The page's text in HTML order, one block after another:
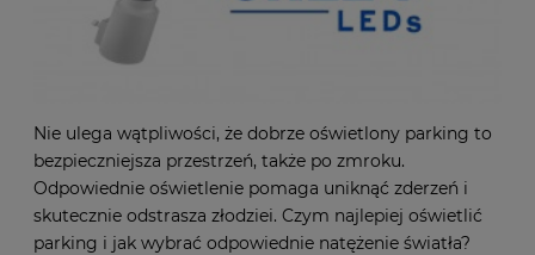
Nie ulega wątpliwości, że dobrze oświetlony parking to
bezpieczniejsza przestrzeń, także po zmroku.
Odpowiednie oświetlenie pomaga uniknąć zderzeń i
skutecznie odstrasza złodziei. Czym najlepiej oświetlić
parking i jak wybrać odpowiednie natężenie światła?